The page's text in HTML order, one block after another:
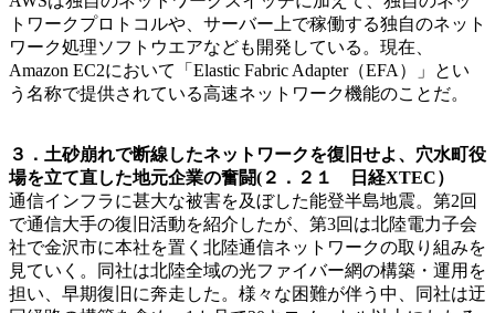
トワークプロトコルや、サーバー上で稼働する独自のネット
ワーク処理ソフトウエアなども開発している。現在、
Amazon EC2において「Elastic Fabric Adapter（EFA）」とい
う名称で提供されている高速ネットワーク機能のことだ。
３．土砂崩れで断線したネットワークを復旧せよ、穴水町役
場を立て直した地元企業の奮闘(２．２１ 日経XTEC）
通信インフラに甚大な被害を及ぼした能登半島地震。第2回
で通信大手の復旧活動を紹介したが、第3回は北陸電力子会
社で金沢市に本社を置く北陸通信ネットワークの取り組みを
見ていく。同社は北陸全域の光ファイバー網の構築・運用を
担い、早期復旧に奔走した。様々な困難が伴う中、同社は迂